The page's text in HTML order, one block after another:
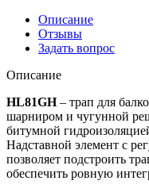
Описание
Отзывы
Задать вопрос
Описание
HL81GH– трап для
шарниром и чугунной
битумной
Надставной элемент с
позволяет подстроить
обеспечить ровную